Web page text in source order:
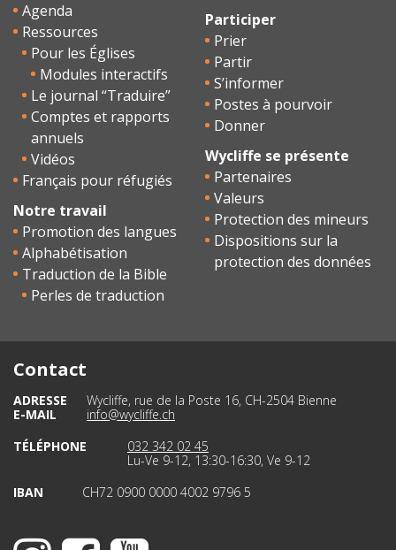
Agenda
Ressources
Pour les Églises
Modules interactifs
Le journal “Traduire”
Comptes et rapports
annuels
Vidéos
Français pour réfugiés
Notre travail
Promotion des langues
Alphabétisation
Traduction de la Bible
Perles de traduction
Participer
Prier
Partir
S’informer
Postes à pourvoir
Donner
Wycliffe se présente
Partenaires
Valeurs
Protection des mineurs
Dispositions sur la
protection des données
Contact
ADRESSE
Wycliffe, rue de la Poste 16, CH-2504 Bienne
E-MAIL
info@wycliffe.ch
TÉLÉPHONE
032 342 02 45
Lu-Ve 9-12, 13:30-16:30, Ve 9-12
IBAN
CH72 0900 0000 4002 9796 5